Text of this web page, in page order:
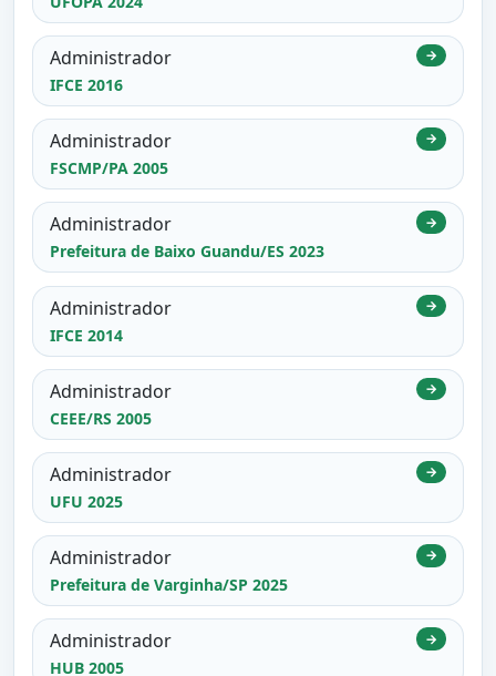
Administrador
IFCE 2016
→
Administrador
FSCMP/PA 2005
→
Administrador
Prefeitura de Baixo Guandu/ES 2023
→
Administrador
IFCE 2014
→
Administrador
CEEE/RS 2005
→
Administrador
UFU 2025
→
Administrador
Prefeitura de Varginha/SP 2025
→
Administrador
HUB 2005
→